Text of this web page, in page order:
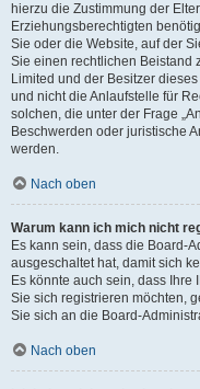
hierzu die Zustimmung der
Erziehungsberechtigten
Sie oder die Website, auf der
Sie einen rechtlichen Beistand
Limited und der Besitzer
und nicht die Anlaufstelle für
solchen, die unter der Frage
Beschwerden oder juristische
werden.
Nach oben
Warum kann ich mich nicht
Es kann sein, dass die Board-
ausgeschaltet hat, damit sich
Es könnte auch sein, dass
Sie sich registrieren möchten,
Sie sich an die Board-
Nach oben